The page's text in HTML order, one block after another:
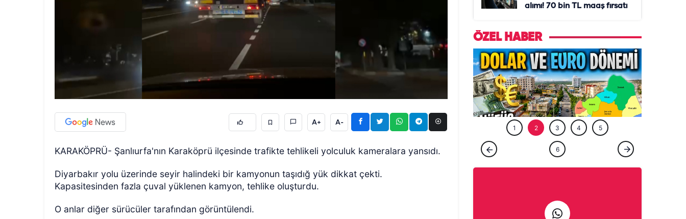
A+ A-
KARAKÖPRÜ- Şanlıurfa'nın Karaköprü ilçesinde trafikte tehlikeli yolculuk kameralara yansıdı.
Diyarbakır yolu üzerinde seyir halindeki bir kamyonun taşıdığ yük dikkat çekti.
Kapasitesinden fazla çuval yüklenen kamyon, tehlike oluşturdu.
O anlar diğer sürücüler tarafından görüntülendi.
alımı! 70 bin TL maaş fırsatı
ÖZEL HABER
ÖZEL HABER ÖZEL HABER
Şanlıurfa’nın gözde ilçesinde dolar ve euro
1 2 3 4 5
6